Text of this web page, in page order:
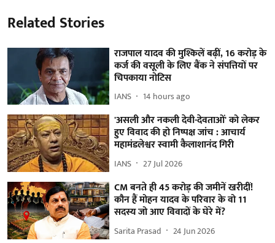
Related Stories
राजपाल यादव की मुश्किलें बढ़ीं, 16 करोड़ के
कर्ज की वसूली के लिए बैंक ने संपत्तियों पर
चिपकाया नोटिस
IANS 14 hours ago
'असली और नकली देवी-देवताओं' को लेकर
हुए विवाद की हो निष्पक्ष जांच : आचार्य
महामंडलेश्वर स्वामी कैलाशानंद गिरी
IANS 27 Jul 2026
CM बनते ही 45 करोड़ की जमीनें खरीदीं!
कौन हैं मोहन यादव के परिवार के वो 11
सदस्य जो आए विवादों के घेरे में?
Sarita Prasad 24 Jun 2026